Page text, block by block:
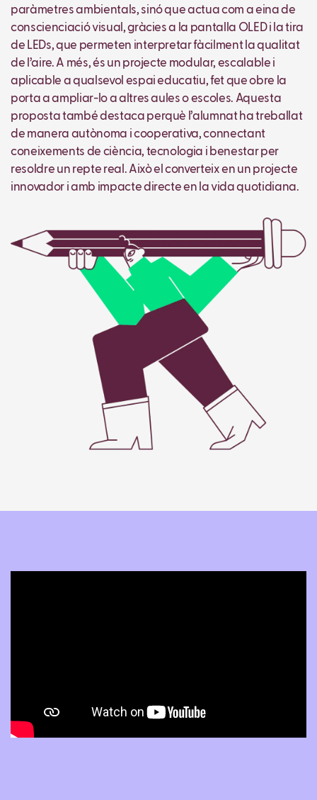
paràmetres ambientals, sinó que actua com a eina de
conscienciació visual, gràcies a la pantalla OLED i la tira
de LEDs, que permeten interpretar fàcilment la qualitat
de l’aire. A més, és un projecte modular, escalable i
aplicable a qualsevol espai educatiu, fet que obre la
porta a ampliar-lo a altres aules o escoles. Aquesta
proposta també destaca perquè l’alumnat ha treballat
de manera autònoma i cooperativa, connectant
coneixements de ciència, tecnologia i benestar per
resoldre un repte real. Això el converteix en un projecte
innovador i amb impacte directe en la vida quotidiana.